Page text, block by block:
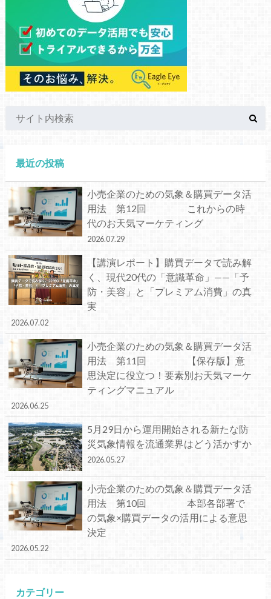
最近の投稿
小売企業のための気象＆購買データ活
用法 第12回 これからの時
代のお天気マーケティング
2026.07.29
【講演レポート】購買データで読み解
く、現代20代の「意識革命」——「予
防・美容」と「プレミアム消費」の真
実
2026.07.02
小売企業のための気象＆購買データ活
用法 第11回 【保存版】意
思決定に役立つ！要素別お天気マーケ
ティングマニュアル
2026.06.25
5月29日から運用開始される新たな防
災気象情報を流通業界はどう活かすか
2026.05.27
小売企業のための気象＆購買データ活
用法 第10回 本部各部署で
の気象×購買データの活用による意思
決定
2026.05.22
カテゴリー